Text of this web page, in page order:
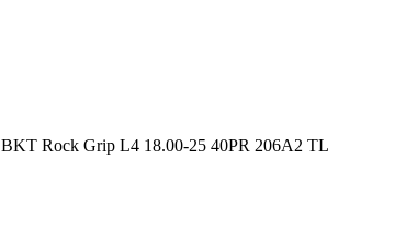
BKT Rock Grip L4 18.00-25 40PR 206A2 TL